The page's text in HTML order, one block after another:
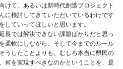
けて、あるいは新時代創造プロジェクト
に検討してきていただいているわけです
していってほしいと思います。
長では解決できない課題ばかりだと思っ
柔軟にしながら、そして今までのルール
うしたことよりも、むしろ本当に県民の
何を実現すべきなのかということを、是